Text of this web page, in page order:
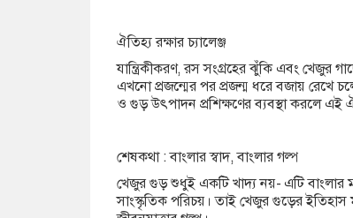
ঐতিহ্য রক্ষার চ্যালেঞ্জ
যান্ত্রিকীকরণ, রস সংগ্রহের ঝুঁকি এবং খেজুর
এখনো প্রজন্মের পর প্রজন্ম ধরে বজায় রেখে
ও গুড় উৎপাদন প্রশিক্ষণের ব্যবস্থা করলে
শেষকথা : বাংলার স্বাদ, বাংলার গল্প
খেজুর গুড় শুধুই একটি খাদ্য নয়- এটি বাংলার
সাংস্কৃতিক পরিচয়। তাই খেজুর গুড়ের ইতিহাস